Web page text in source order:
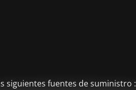
siguientes fuentes de suministro :